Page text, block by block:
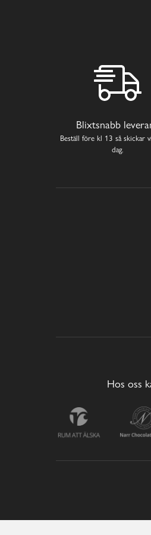
Blixtsnabb
Beställ före kl 13 så skickar
dag.
Hos oss